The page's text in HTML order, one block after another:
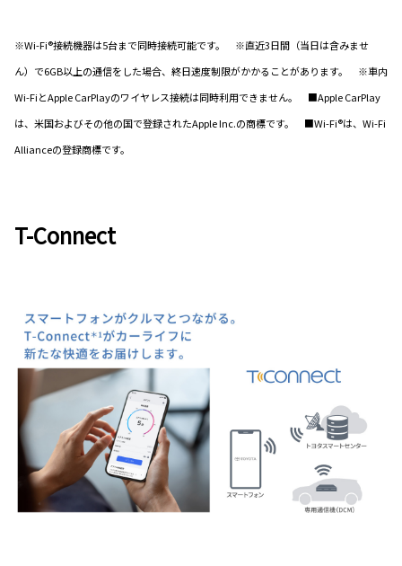
※Wi-Fi®接続機器は5台まで同時接続可能です。 ※直近3日間（当日は含みませ
ん）で6GB以上の通信をした場合、終日速度制限がかかることがあります。 ※車内
Wi-FiとApple CarPlayのワイヤレス接続は同時利用できません。 ■Apple CarPlay
は、米国およびその他の国で登録されたApple Inc.の商標です。 ■Wi-Fi®は、Wi-Fi
Allianceの登録商標です。
T-Connect